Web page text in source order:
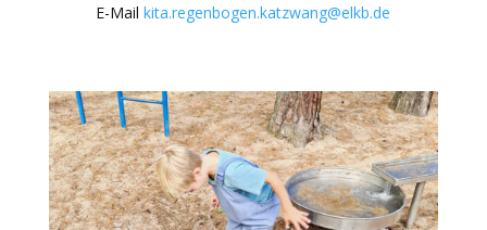
E-Mailkita.regenbogen.katzwang@elkb.de